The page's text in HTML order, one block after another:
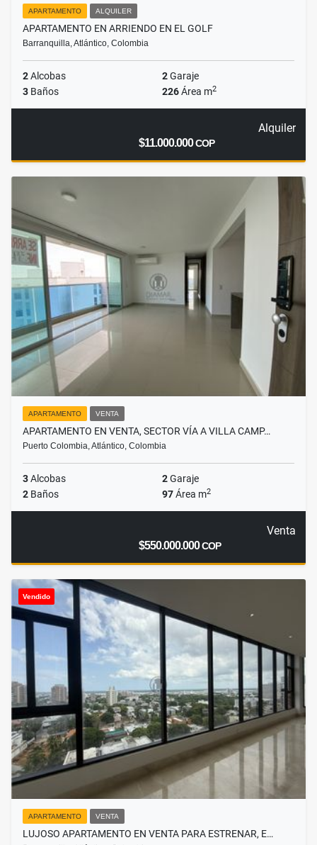
APARTAMENTO ALQUILER
APARTAMENTO EN ARRIENDO EN EL GOLF
Barranquilla, Atlántico, Colombia
2Alcobas 2Garaje
3 Baños 226Área m2
Alquiler
$11.000.000COP
APARTAMENTO VENTA
APARTAMENTO EN VENTA, SECTOR VÍA A VILLA CAMP…
Puerto Colombia, Atlántico, Colombia
3Alcobas 2Garaje
2 Baños 97Área m2
Venta
$550.000.000COP
Vendido
APARTAMENTO VENTA
LUJOSO APARTAMENTO EN VENTA PARA ESTRENAR, E…